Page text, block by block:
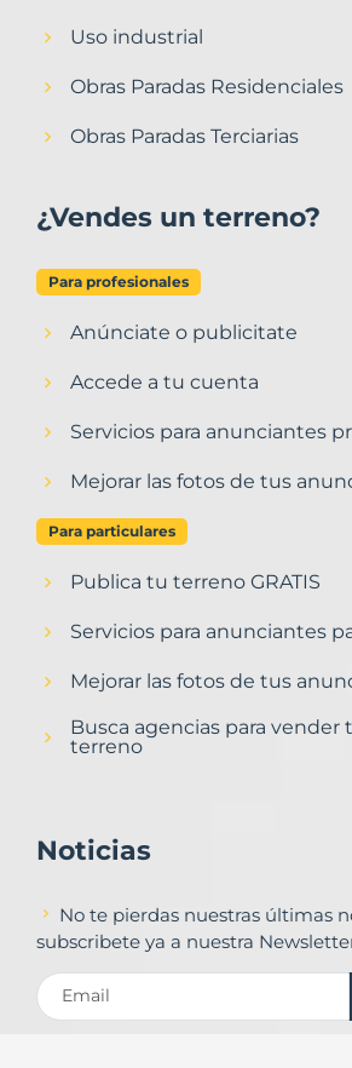
Uso industrial
Obras Paradas Residenciales
Obras Paradas Terciarias
¿Vendes un terreno?
Para profesionales
Anúnciate o publicitate
Accede a tu cuenta
Servicios para anunciantes
Mejorar las fotos de tus
Para particulares
Publica tu terreno GRATIS
Servicios para anunciantes
Mejorar las fotos de tus
Busca agencias para vender
terreno
Noticias
No te pierdas nuestras últimas
subscribete ya a nuestra